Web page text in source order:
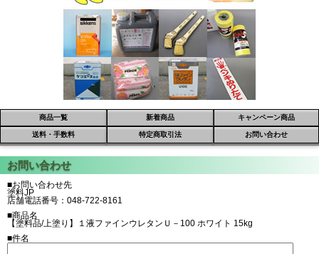
商品一覧 新着商品 キャンペーン商品
送料・手数料 特定商取引法 お問い合わせ
■お問い合わせ先
塗料JP
店舗電話番号：048-722-8161
■商品名
【塗料品/上塗り】１液ファインウレタンＵ－100 ホワイト 15kg
■件名